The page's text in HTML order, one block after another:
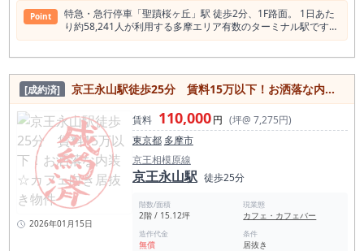
合、スケルトンから内装を作り込む場合と比較して、開業準備
期間や内装工事費の負担を抑えられる可能性があります。 ただ
し、既存設備やカラオケ機器、音響設備、空調、給排水、電気
認が必要です。 郊外寄りの駅近バー物件では、駅前の一見客だ
けに頼るのではなく、地域住民や近隣勤務者に繰り返し利用し
てもらう営業設計が重要です。 本物件は、駅徒歩3分の立地を
活かしつつ、店内の雰囲気や接客、カラオケ利用、常連化しや
すい価格帯などを組み合わせることで、地域密着型のバー・ス
ナックとしての運営を検討できます。聖蹟桜ヶ丘で「帰宅前に
立ち寄れる店」「地元で歌える店」「落ち着いて飲める店」を
作りたい方に向いた募集案件です。 営業時間の制限がない点
も、本物件の検討材料です。 夕方から夜の営業に加え、深夜帯
の営業も視野に入れた計画を立てられる可能性があります。 た
だし、実際の営業時間や営業内容については、建物管理上の条
件、近隣環境、音量、来店客の出入り、看板掲出方法などを事
前に確認することが重要です。 特にカラオケを伴う業態では、
防音性や音漏れ、周辺区画との関係性を内見時に確認する必要
Point
特急・急行停車「聖蹟桜ヶ丘」駅 徒歩2分、1F路面。 1日あた
り約58,241人が利用する多摩エリア有数のターミナル駅です。
駅至近の人流をダイレクトに取り込める立地で、 小箱・回転型
費を抑え、利益を残す設計が組みやすいサイズ感です。 造作は
相談。 設備内容・条件次第で調整の余地があるため、 具体的
な条件はお問い合わせ時にご案内いたします。 昼はラーメン・
定食、 夜は一品＋アルコールなど、 回転×単価の両立も現実
的。 「まずは条件感だけ知りたい」 「実際の設備を見て判断
したい」 という段階でも問題ありません。 駅徒歩2分・路面・
小箱の物件は動きが早いため、 気になる方はお早めにお問い合
わせください。
[成約済] 京王永山駅徒歩25分 賃料15万以下！お洒落な内装☆カフェ向き居抜き物件
2026年01月15日
賃料 110,000円 (坪@ 7,275円)
東京都 多摩市
京王相模原線
京王永山駅 徒歩25分
階数/面積
2階 / 15.12坪
現業態
カフェ・カフェバー
造作代金
無償
条件
居抜き